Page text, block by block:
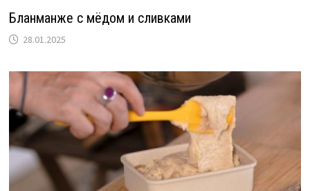
Бланманже с мёдом и сливками
28.01.2025